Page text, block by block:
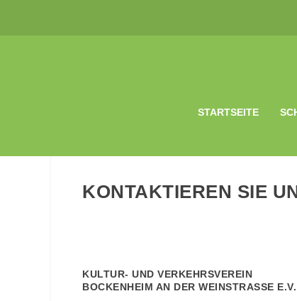
STARTSEITE
KONTAKTIEREN SIE
KULTUR- UND VERKEHRSVEREIN
BOCKENHEIM AN DER WEINSTRASSE E.V.